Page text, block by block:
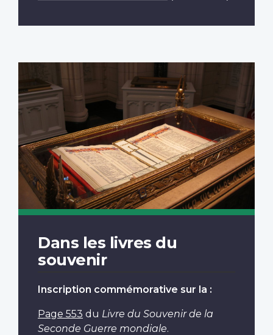
Dans les livres du
souvenir
Inscription commémorative sur la :
Page 553 du Livre du Souvenir de la
Seconde Guerre mondiale.